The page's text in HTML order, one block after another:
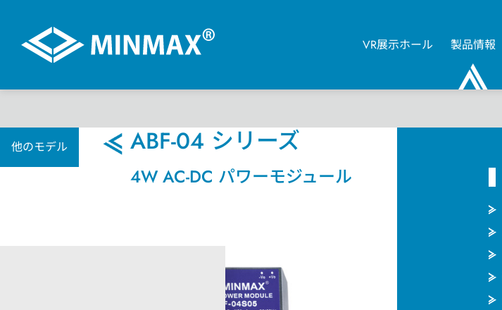
VR展示ホール 製品情報
他のモデル ABF-04 シリーズ
4W AC-DC パワーモジュール